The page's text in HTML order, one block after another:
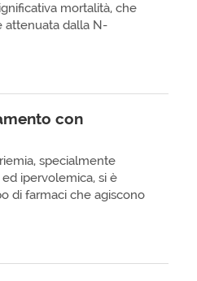
mortalità, che
attenuata dalla N-
con
specialmente
ipervolemica, si è
di farmaci che agiscono